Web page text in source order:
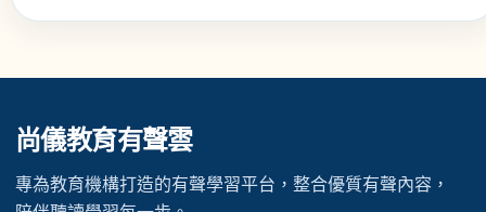
尚儀教育有聲雲
專為教育機構打造的有聲學習平台，整合優質有聲內容，